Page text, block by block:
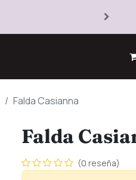
Falda Casianna
Falda
(0 reseña)